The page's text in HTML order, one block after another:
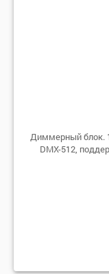
Диммерный блок.
DMX-512,